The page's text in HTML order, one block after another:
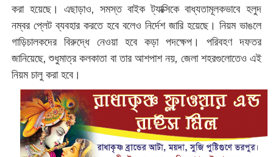
করা হয়েছে। এছাড়াও, সমস্ত বাইক ট্যাক্সিকে বাধ্যতামূলকভাবে হলুদ
নম্বর প্লেট ব্যবহার করতে হবে বলেও নির্দেশ জারি হয়েছে। নিয়ম ভাঙলে
গাড়িচালকদের বিরুদ্ধে নেওয়া হবে কড়া পদক্ষেপ। পরিবহণ দফতর
জানিয়েছে, শুধুমাত্র কলকাতা বা তার আশপাশ নয়, জেলা শহরগুলোতেও এই
নিয়ম চালু করা হবে।